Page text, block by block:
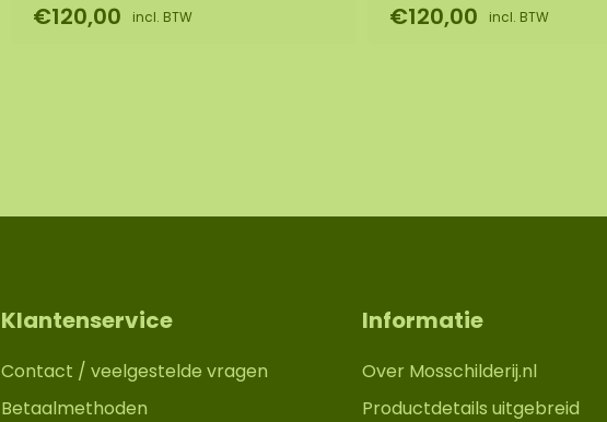
€120,00 incl. BTW €120,00 incl. BTW
Klantenservice
Contact / veelgestelde vragen
Betaalmethoden
Informatie
Over Mosschilderij.nl
Productdetails uitgebreid